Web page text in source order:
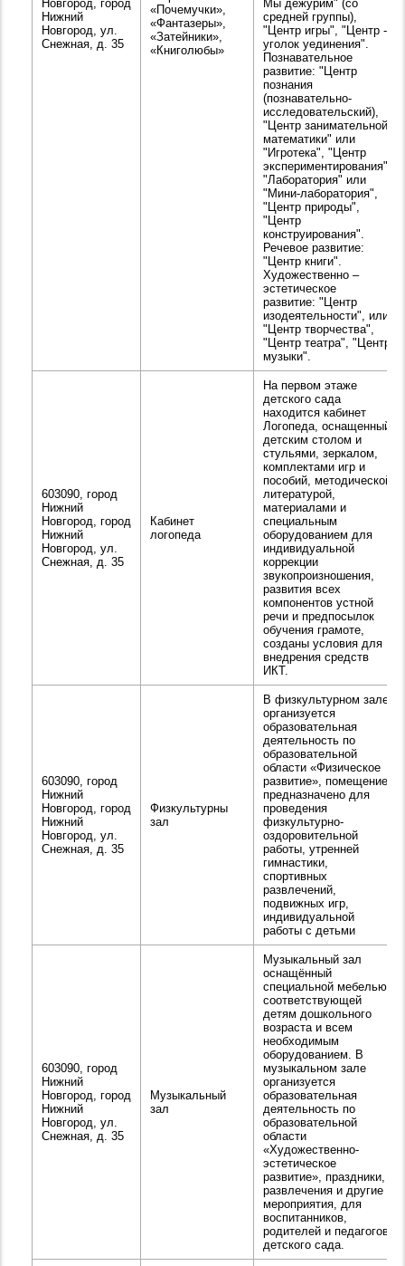
Новгород, город
Нижний
Новгород, ул.
Снежная, д. 35
«Почемучки»,
«Фантазеры»,
«Затейники»,
«Книголюбы»
Мы дежурим" (со
средней группы),
"Центр игры", "Центр -
уголок уединения".
Познавательное
развитие: "Центр
познания
(познавательно-
исследовательский),
"Центр занимательной
математики" или
"Игротека", "Центр
экспериментирования",
"Лаборатория" или
"Мини-лаборатория",
"Центр природы",
"Центр
конструирования".
Речевое развитие:
"Центр книги".
Художественно –
эстетическое
развитие: "Центр
изодеятельности", или
"Центр творчества",
"Центр театра", "Центр
музыки".
603090, город
Нижний
Новгород, город
Нижний
Новгород, ул.
Снежная, д. 35
Кабинет
логопеда
На первом этаже
детского сада
находится кабинет
Логопеда, оснащенный
детским столом и
стульями, зеркалом,
комплектами игр и
пособий, методической
литературой,
материалами и
специальным
оборудованием для
индивидуальной
коррекции
звукопроизношения,
развития всех
компонентов устной
речи и предпосылок
обучения грамоте,
созданы условия для
внедрения средств
ИКТ.
603090, город
Нижний
Новгород, город
Нижний
Новгород, ул.
Снежная, д. 35
Физкультурны
зал
В физкультурном зале
организуется
образовательная
деятельность по
образовательной
области «Физическое
развитие», помещение
предназначено для
проведения
физкультурно-
оздоровительной
работы, утренней
гимнастики,
спортивных
развлечений,
подвижных игр,
индивидуальной
работы с детьми
603090, город
Нижний
Новгород, город
Нижний
Новгород, ул.
Снежная, д. 35
Музыкальный
зал
Музыкальный зал
оснащённый
специальной мебелью,
соответствующей
детям дошкольного
возраста и всем
необходимым
оборудованием. В
музыкальном зале
организуется
образовательная
деятельность по
образовательной
области
«Художественно-
эстетическое
развитие», праздники,
развлечения и другие
мероприятия, для
воспитанников,
родителей и педагогов
детского сада.